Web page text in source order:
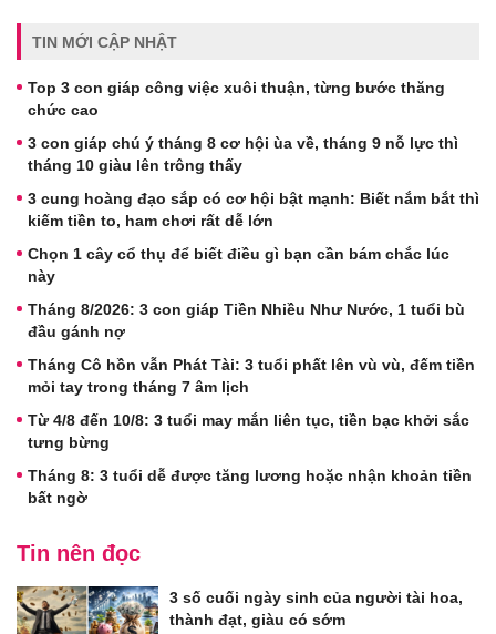
TIN MỚI CẬP NHẬT
Top 3 con giáp công việc xuôi thuận, từng bước thăng
chức cao
3 con giáp chú ý tháng 8 cơ hội ùa về, tháng 9 nỗ lực thì
tháng 10 giàu lên trông thấy
3 cung hoàng đạo sắp có cơ hội bật mạnh: Biết nắm bắt thì
kiếm tiền to, ham chơi rất dễ lớn
Chọn 1 cây cổ thụ để biết điều gì bạn cần bám chắc lúc
này
Tháng 8/2026: 3 con giáp Tiền Nhiều Như Nước, 1 tuổi bù
đầu gánh nợ
Tháng Cô hồn vẫn Phát Tài: 3 tuổi phất lên vù vù, đếm tiền
mỏi tay trong tháng 7 âm lịch
Từ 4/8 đến 10/8: 3 tuổi may mắn liên tục, tiền bạc khởi sắc
tưng bừng
Tháng 8: 3 tuổi dễ được tăng lương hoặc nhận khoản tiền
bất ngờ
Tin nên đọc
3 số cuối ngày sinh của người tài hoa,
thành đạt, giàu có sớm